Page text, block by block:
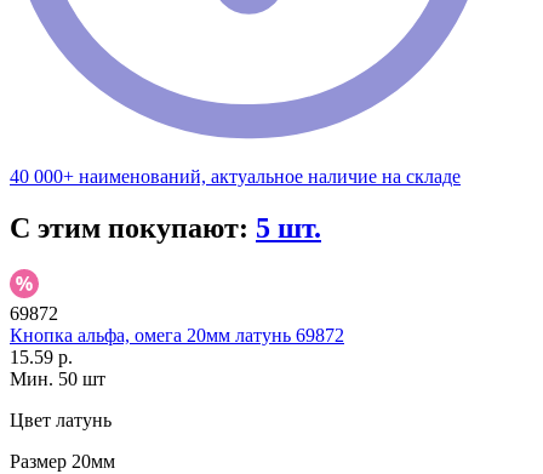
40 000+ наименований, актуальное наличие на складе
С этим покупают: 5 шт.
69872
Кнопка альфа, омега 20мм латунь 69872
15.59 р.
Мин. 50 шт
Цвет латунь
Размер 20мм